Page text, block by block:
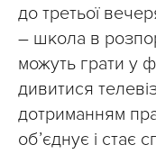
до третьої
– школа в
можуть грати у
дивитися
дотриманням
об’єднує і стає